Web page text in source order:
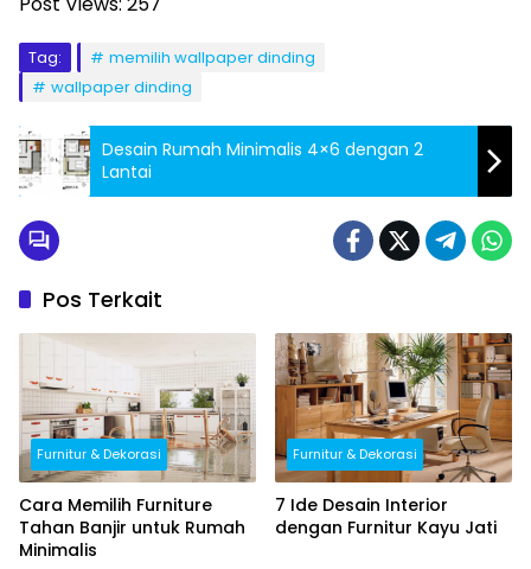
Tag:
memilih wallpaper dinding
wallpaper dinding
Desain Rumah Minimalis 4×6 dengan 2
Lantai
Pos Terkait
Furnitur & Dekorasi
Cara Memilih Furniture
Tahan Banjir untuk Rumah
Minimalis
Furnitur & Dekorasi
7 Ide Desain Interior
dengan Furnitur Kayu Jati